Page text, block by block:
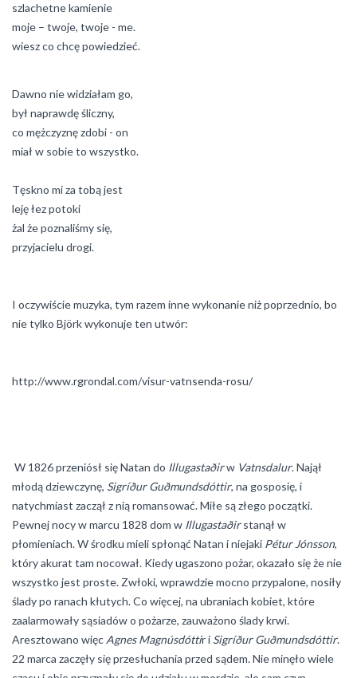
szlachetne kamienie
moje – twoje, twoje - me.
wiesz co chcę powiedzieć.
Dawno nie widziałam go,
był naprawdę śliczny,
co mężczyznę zdobi - on
miał w sobie to wszystko.
Tęskno mi za tobą jest
leję łez potoki
żal że poznaliśmy się,
przyjacielu drogi.
I oczywiście muzyka, tym razem inne wykonanie niż poprzednio, bo
nie tylko Björk wykonuje ten utwór:
http://www.rgrondal.com/visur-vatnsenda-rosu/
W 1826 przeniósł się Natan do Illugastaðirw Vatnsdalur. Najął
młodą dziewczynę, Sigríður Guðmundsdóttir, na gosposię, i
natychmiast zaczął z nią romansować. Miłe są złego początki.
Pewnej nocy w marcu 1828 dom w Illugastaðirstanął w
płomieniach. W środku mieli spłonąć Natan i niejaki Pétur Jónsson,
który akurat tam nocował. Kiedy ugaszono pożar, okazało się że nie
wszystko jest proste. Zwłoki, wprawdzie mocno przypalone, nosiły
ślady po ranach kłutych. Co więcej, na ubraniach kobiet, które
zaalarmowały sąsiadów o pożarze, zauważono ślady krwi.
Aresztowano więc Agnes Magnúsdóttir i Sigríður Guðmundsdóttir.
22 marca zaczęły się przesłuchania przed sądem. Nie minęło wiele